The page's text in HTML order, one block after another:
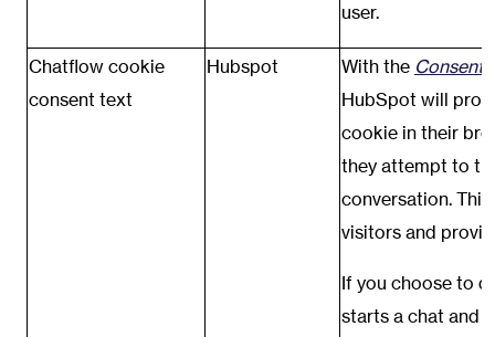
user.
Chatflow cookie
consent text
Hubspot With the Consent
HubSpot will
cookie in their
they attempt to
conversation.
visitors and
If you choose to
starts a chat and